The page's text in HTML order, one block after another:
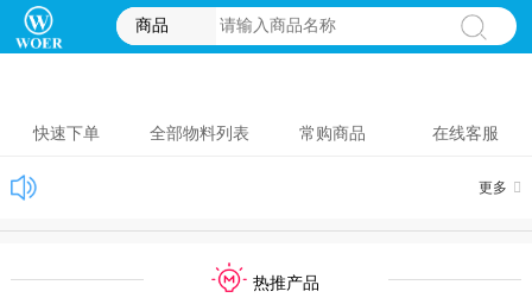
商品
快速下单 全部物料列表 常购商品 在线客服
更多
热推产品